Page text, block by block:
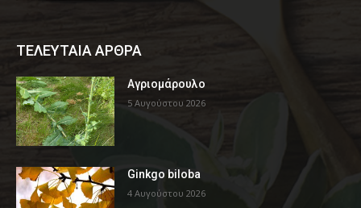
ΤΕΛΕΥΤΑΙΑ ΑΡΘΡΑ
Αγριομάρουλο
5 Αυγούστου 2026
Ginkgo biloba
4 Αυγούστου 2026